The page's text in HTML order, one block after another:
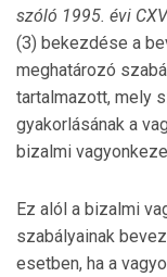
szóló 1995. évi
(3) bekezdése a
meghatározó
tartalmazott, mely
gyakorlásának a
bizalmi
Ez alól a bizalmi
szabályainak
esetben, ha a